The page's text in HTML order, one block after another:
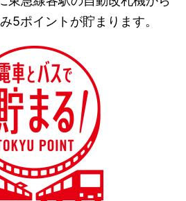
5ポイントが貯まります。